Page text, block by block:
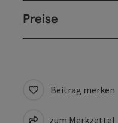
Preise
Beitrag merken
zum Merkzettel